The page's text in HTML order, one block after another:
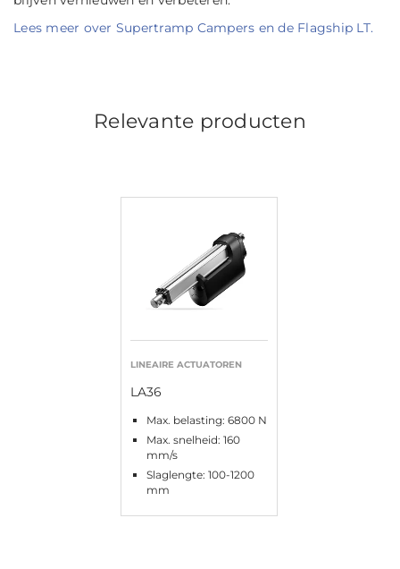
Lees meer over Supertramp Campers en de Flagship LT.
Relevante producten
LINEAIRE ACTUATOREN
LA36
Max. belasting: 6800 N
Max. snelheid: 160
mm/s
Slaglengte: 100-1200
mm